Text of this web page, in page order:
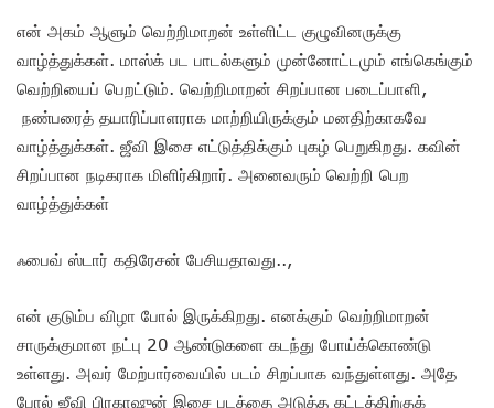
என் அகம் ஆளும் வெற்றிமாறன் உள்ளிட்ட குழுவினருக்கு
வாழ்த்துக்கள். மாஸ்க் பட பாடல்களும் முன்னோட்டமும் எங்கெங்கும்
வெற்றியைப் பெறட்டும். வெற்றிமாறன் சிறப்பான படைப்பாளி,
நண்பரைத் தயாரிப்பாளராக மாற்றியிருக்கும் மனதிற்காகவே
வாழ்த்துக்கள். ஜீவி இசை எட்டுத்திக்கும் புகழ் பெறுகிறது. கவின்
சிறப்பான நடிகராக மிளிர்கிறார். அனைவரும் வெற்றி பெற
வாழ்த்துக்கள்
ஃபைவ் ஸ்டார் கதிரேசன் பேசியதாவது..,
என் குடும்ப விழா போல் இருக்கிறது. எனக்கும் வெற்றிமாறன்
சாருக்குமான நட்பு 20 ஆண்டுகளை கடந்து போய்க்கொண்டு
உள்ளது. அவர் மேற்பார்வையில் படம் சிறப்பாக வந்துள்ளது. அதே
போல் ஜீவி பிரகாஷுன் இசை படத்தை அடுத்த கட்டத்திற்குக்